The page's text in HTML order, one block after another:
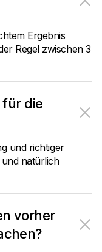
Ergebnis
Regel zwischen 3
für die
und richtiger
natürlich
vorher